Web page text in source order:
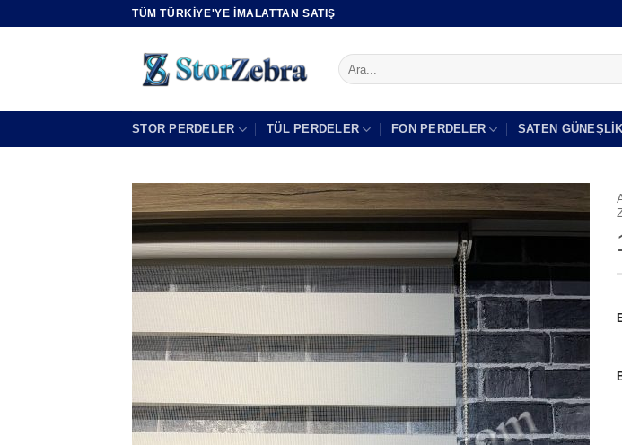
TÜM TÜRKIYE'YE IMALATTAN SATIŞ
Ara:
STOR PERDELER TÜL PERDELER FON PERDELER SATEN